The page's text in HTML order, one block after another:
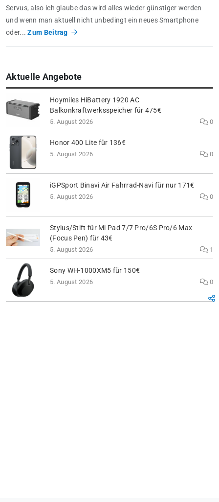
Servus, also ich glaube das wird alles wieder günstiger werden
und wenn man aktuell nicht unbedingt ein neues Smartphone
oder...Zum Beitrag
Aktuelle Angebote
Hoymiles HiBattery 1920 AC
Balkonkraftwerksspeicher für 475€
5. August 2026 0
Honor 400 Lite für 136€
5. August 2026 0
iGPSport Binavi Air Fahrrad-Navi für nur 171€
5. August 2026 0
Stylus/Stift für Mi Pad 7/7 Pro/6S Pro/6 Max
(Focus Pen) für 43€
5. August 2026 1
Sony WH-1000XM5 für 150€
5. August 2026 0